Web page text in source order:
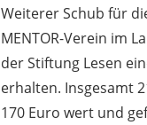
Weiterer Schub für
MENTOR-Verein im
der Stiftung Lesen
erhalten. Insgesamt
170 Euro wert und